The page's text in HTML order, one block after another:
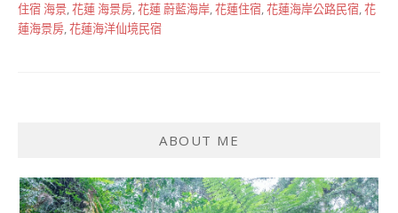
住宿 海景,花蓮 海景房,花蓮 蔚藍海岸,花蓮住宿,花蓮海岸公路民宿,花
蓮海景房,花蓮海洋仙境民宿
ABOUT ME